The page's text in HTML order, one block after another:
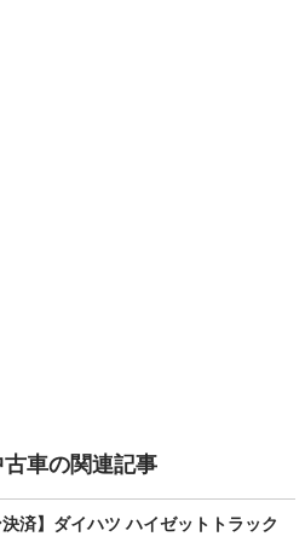
車の関連記事
決済】ダイハツ ハイゼットトラック